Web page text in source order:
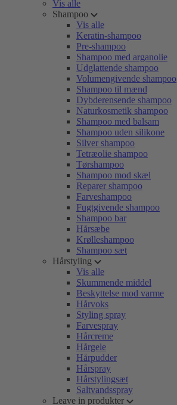
Vis alle
Shampoo
Vis alle
Keratin-shampoo
Pre-shampoo
Shampoo med arganolie
Udglattende shampoo
Volumengivende shampoo
Shampoo til mænd
Dybderensende shampoo
Naturkosmetik shampoo
Shampoo med balsam
Shampoo uden silikone
Silver shampoo
Tetræolie shampoo
Tørshampoo
Shampoo mod skæl
Reparer shampoo
Farveshampoo
Fugtgivende shampoo
Shampoo bar
Hårsæbe
Krølleshampoo
Shampoo sæt
Hårstyling
Vis alle
Skummende middel
Beskyttelse mod varme
Hårvoks
Styling spray
Farvespray
Hårcreme
Hårgele
Hårpudder
Hårspray
Hårstylingsæt
Saltvandsspray
Leave in produkter